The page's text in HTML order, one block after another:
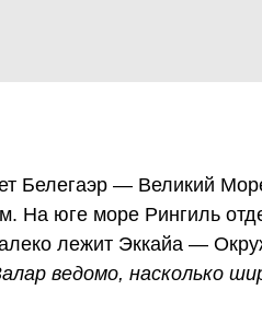
Белегаэр — Великий
На юге море Рингиль
лежит Эккайа —
ведомо, насколько